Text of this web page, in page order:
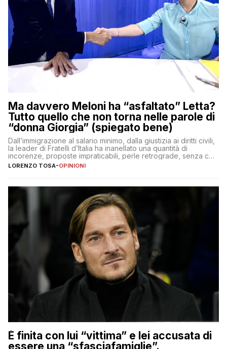
Ma davvero Meloni ha “asfaltato” Letta?
Tutto quello che non torna nelle parole di
“donna Giorgia” (spiegato bene)
Dall’immigrazione al salario minimo, dalla giustizia ai diritti civili,
la leader di Fratelli d’Italia ha inanellato una quantità di
incorenze, proposte impraticabili, perle retrograde, senza che
nessuno – a destra come a sinistra – glielo abbia fatto notare
LORENZO TOSA-OPINIONI
È finita con lui “vittima” e lei accusata di
essere una “sfasciafamiglie”.